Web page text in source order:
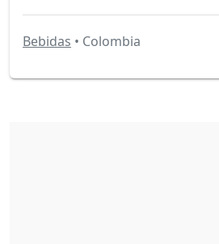
Bebidas • Colombia